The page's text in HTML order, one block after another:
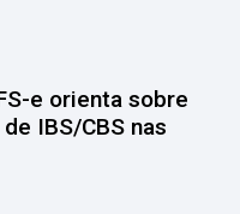
e orienta sobre
IBS/CBS nas